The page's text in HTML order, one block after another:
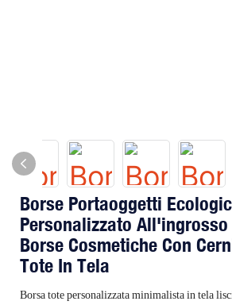
Borse Portaoggetti
Personalizzato
Borse Cosmetiche Con
Tote In Tela
Borsa tote personalizzata minimalista in tela